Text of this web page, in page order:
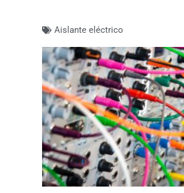
Aislante eléctrico